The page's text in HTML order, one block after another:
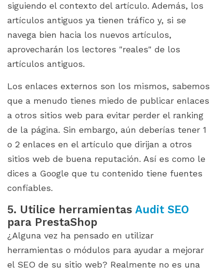
siguiendo el contexto del artículo. Además, los
artículos antiguos ya tienen tráfico y, si se
navega bien hacia los nuevos artículos,
aprovecharán los lectores "reales" de los
artículos antiguos.
Los enlaces externos son los mismos, sabemos
que a menudo tienes miedo de publicar enlaces
a otros sitios web para evitar perder el ranking
de la página. Sin embargo, aún deberías tener 1
o 2 enlaces en el artículo que dirijan a otros
sitios web de buena reputación. Así es como le
dices a Google que tu contenido tiene fuentes
confiables.
5. Utilice herramientas Audit SEO
para PrestaShop
¿Alguna vez ha pensado en utilizar
herramientas o módulos para ayudar a mejorar
el SEO de su sitio web? Realmente no es una